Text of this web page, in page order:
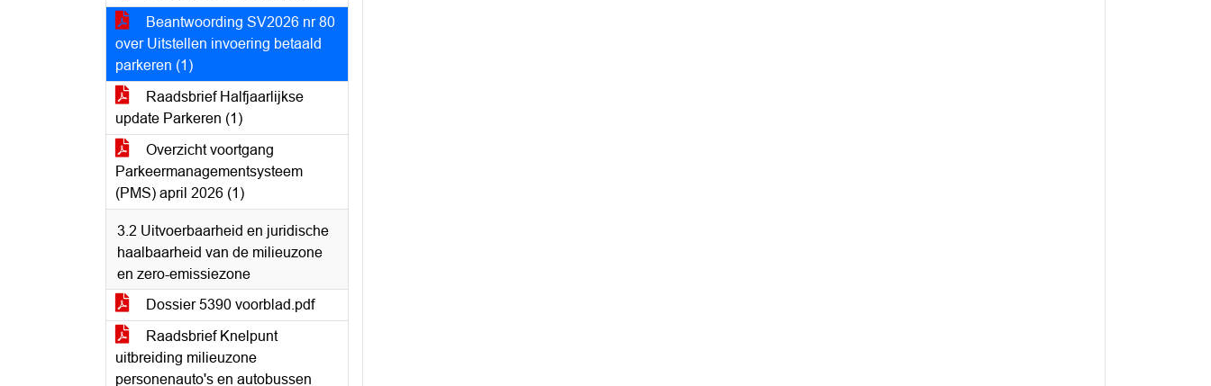
Beantwoording SV2026 nr 80
over Uitstellen invoering betaald
parkeren (1)
Raadsbrief Halfjaarlijkse
update Parkeren (1)
Overzicht voortgang
Parkeermanagementsysteem
(PMS) april 2026 (1)
3.2 Uitvoerbaarheid en juridische
haalbaarheid van de milieuzone
en zero-emissiezone
Dossier 5390 voorblad.pdf
Raadsbrief Knelpunt
uitbreiding milieuzone
personenauto's en autobussen